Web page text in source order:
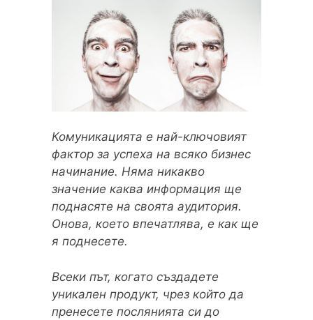
Комуникацията е най-ключовият
фактор за успеха на всяко бизнес
начинание. Няма никакво
значение каква информация ще
поднасяте на своята аудитория.
Онова, което впечатлява, е как ще
я поднесете.
Всеки път, когато създадете
уникален продукт, чрез който да
пренесете послянията си до